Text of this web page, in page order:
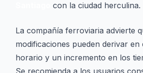
con la ciudad herculina.
La compañía ferroviaria advierte
modificaciones pueden derivar en
horario y un incremento en los
Se recomienda a los usuarios